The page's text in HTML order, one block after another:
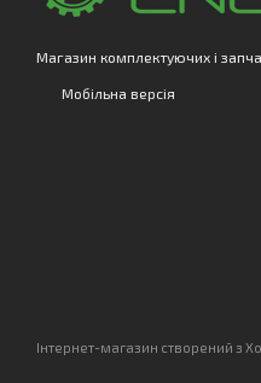
Магазин комплектуючих і
Мобільна версія
Інтернет-магазин створений з